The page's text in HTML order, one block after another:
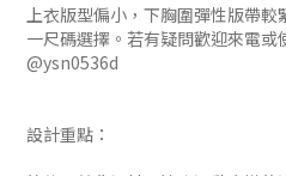
上衣版型偏小，下胸圍彈性版帶
一尺碼選擇。若有疑問歡迎來電
@ysn0536d
設計重點：